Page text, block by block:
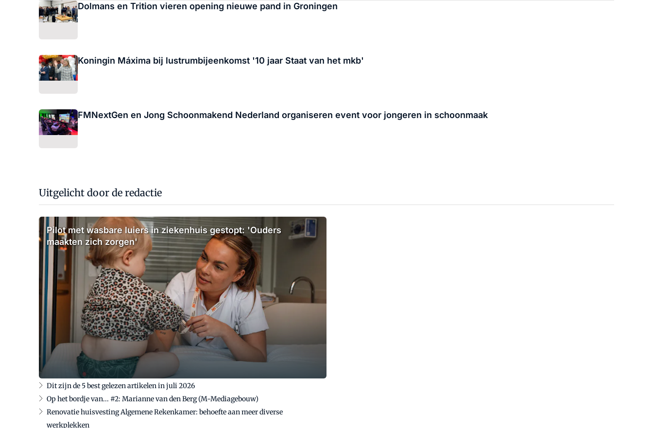
Dolmans en Trition vieren opening nieuwe pand in Groningen
Koningin Máxima bij lustrumbijeenkomst '10 jaar Staat van het mkb'
FMNextGen en Jong Schoonmakend Nederland organiseren event voor jongeren in schoonmaak
Uitgelicht door de redactie
Pilot met wasbare luiers in ziekenhuis gestopt: 'Ouders
maakten zich zorgen'
Dit zijn de 5 best gelezen artikelen in juli 2026
Op het bordje van... #2: Marianne van den Berg (M-Mediagebouw)
Renovatie huisvesting Algemene Rekenkamer: behoefte aan meer diverse
werkplekken